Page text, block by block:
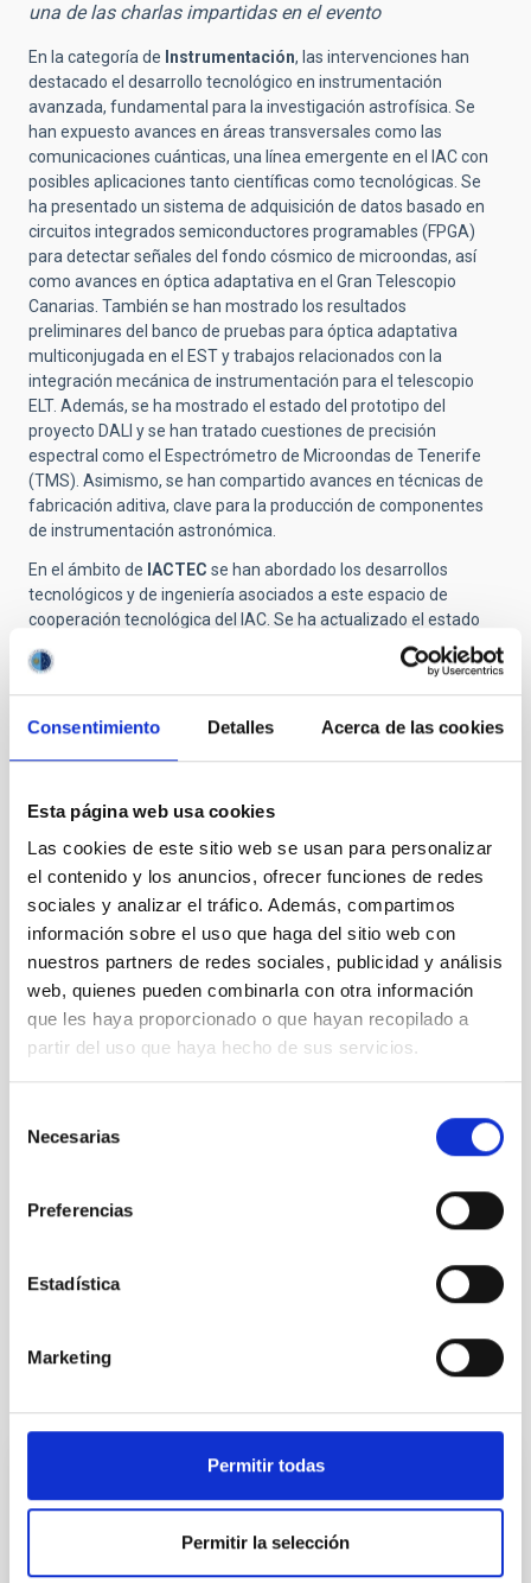
Consentimiento Detalles Acerca de las cookies
Esta página web usa cookies
Las cookies de este sitio web se usan para personalizar
el contenido y los anuncios, ofrecer funciones de redes
sociales y analizar el tráfico. Además, compartimos
información sobre el uso que haga del sitio web con
nuestros partners de redes sociales, publicidad y análisis
web, quienes pueden combinarla con otra información
que les haya proporcionado o que hayan recopilado a
partir del uso que haya hecho de sus servicios.
Necesarias
Preferencias
Estadística
Marketing
Permitir todas
Permitir la selección
una de las charlas impartidas en el evento
En la categoría de Instrumentación, las intervenciones han
destacado el desarrollo tecnológico en instrumentación
avanzada, fundamental para la investigación astrofísica. Se
han expuesto avances en áreas transversales como las
comunicaciones cuánticas, una línea emergente en el IAC con
posibles aplicaciones tanto científicas como tecnológicas. Se
ha presentado un sistema de adquisición de datos basado en
circuitos integrados semiconductores programables (FPGA)
para detectar señales del fondo cósmico de microondas, así
como avances en óptica adaptativa en el Gran Telescopio
Canarias. También se han mostrado los resultados
preliminares del banco de pruebas para óptica adaptativa
multiconjugada en el EST y trabajos relacionados con la
integración mecánica de instrumentación para el telescopio
ELT. Además, se ha mostrado el estado del prototipo del
proyecto DALI y se han tratado cuestiones de precisión
espectral como el Espectrómetro de Microondas de Tenerife
(TMS). Asimismo, se han compartido avances en técnicas de
fabricación aditiva, clave para la producción de componentes
de instrumentación astronómica.
En el ámbito de IACTEC se han abordado los desarrollos
tecnológicos y de ingeniería asociados a este espacio de
cooperación tecnológica del IAC. Se ha actualizado el estado
del proyecto del Telescopio Solar Europeo (EST) y se ha
presentado un innovador sensor de frente de onda basado en
fibra multimodo. Estas iniciativas reflejan la creciente
integración entre investigación científica e innovación
se ha realizado una presentación sobre el
instituciones que forman parte de los Observatorios de
Canarias, y se ha destacado la participación del IAC en grandes
colaboraciones internacionales, como elLegacy Survey of
Space and Time(LSST) del Observatorio Vera Rubin. También
se ha ofrecido una visión institucional del papel de la biblioteca
científica del centro. El acto ha finalizado con la entrega de
premios a las presentaciones científicas más destacadas.
Celebración del "Día de Nuestra Ciencia 2025" en el
Noticias relacionadas
celebra su XV edición del Día de Nuestra